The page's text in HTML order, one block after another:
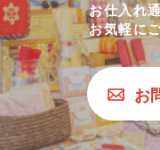
お仕入れ
お気軽に
お